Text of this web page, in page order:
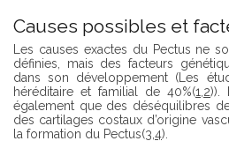
T
R
O
U
V
E
R
U
N
Causes possibles et
Les causes exactes du Pectus ne
définies, mais des facteurs
dans son développement (Les
héréditaire et familial de 40%(1 2)).
également que des déséquilibres
des cartilages costaux d’origine
la formation du Pectus(3 4).